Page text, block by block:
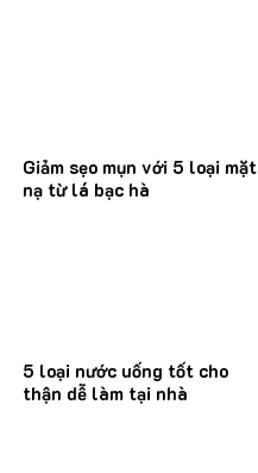
Giảm sẹo mụn với 5 loại mặt
nạ từ lá bạc hà
5 loại nước uống tốt cho
thận dễ làm tại nhà